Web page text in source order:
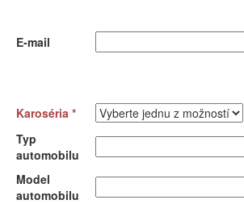
E-mail
Karoséria *
Typ
automobilu
Model
automobilu